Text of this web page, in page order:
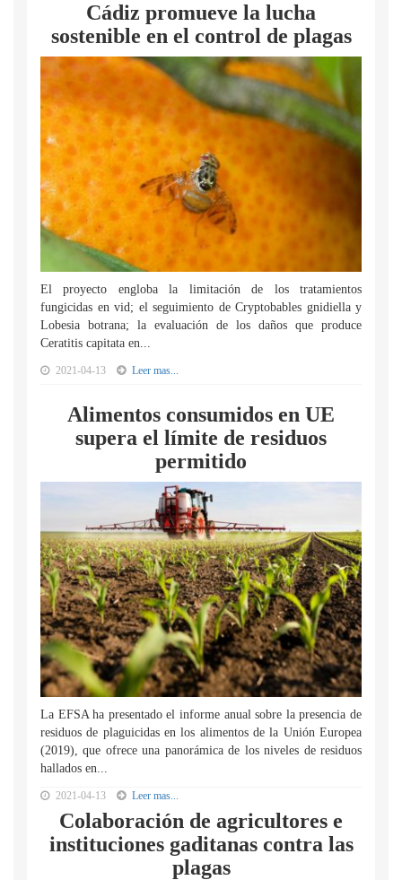
Cádiz promueve la lucha
sostenible en el control de plagas
El proyecto engloba la limitación de los tratamientos
fungicidas en vid; el seguimiento de Cryptobables gnidiella y
Lobesia botrana; la evaluación de los daños que produce
Ceratitis capitata en...
2021-04-13 Leer mas...
Alimentos consumidos en UE
supera el límite de residuos
permitido
La EFSA ha presentado el informe anual sobre la presencia de
residuos de plaguicidas en los alimentos de la Unión Europea
(2019), que ofrece una panorámica de los niveles de residuos
hallados en...
2021-04-13 Leer mas...
Colaboración de agricultores e
instituciones gaditanas contra las
plagas